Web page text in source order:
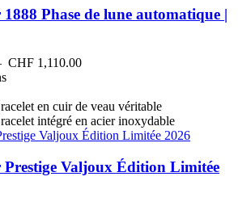
options
peuvent
sur
la
du
produit
Phase de lune automatique |
CHF 1,110.00Plage
CHF 1,055.00
à
CHF 1,110.00
Ce
a
plusieurs
variations.
options
peuvent
Prestige Valjoux Édition Limitée